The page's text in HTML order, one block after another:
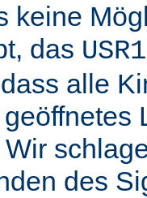
keine
das USR1
alle
des